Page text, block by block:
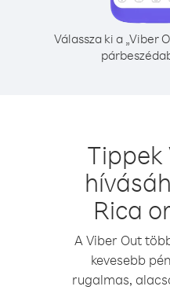
Válassza ki a „Viber
Rica
A Viber Out
kevesebb
rugalmas,